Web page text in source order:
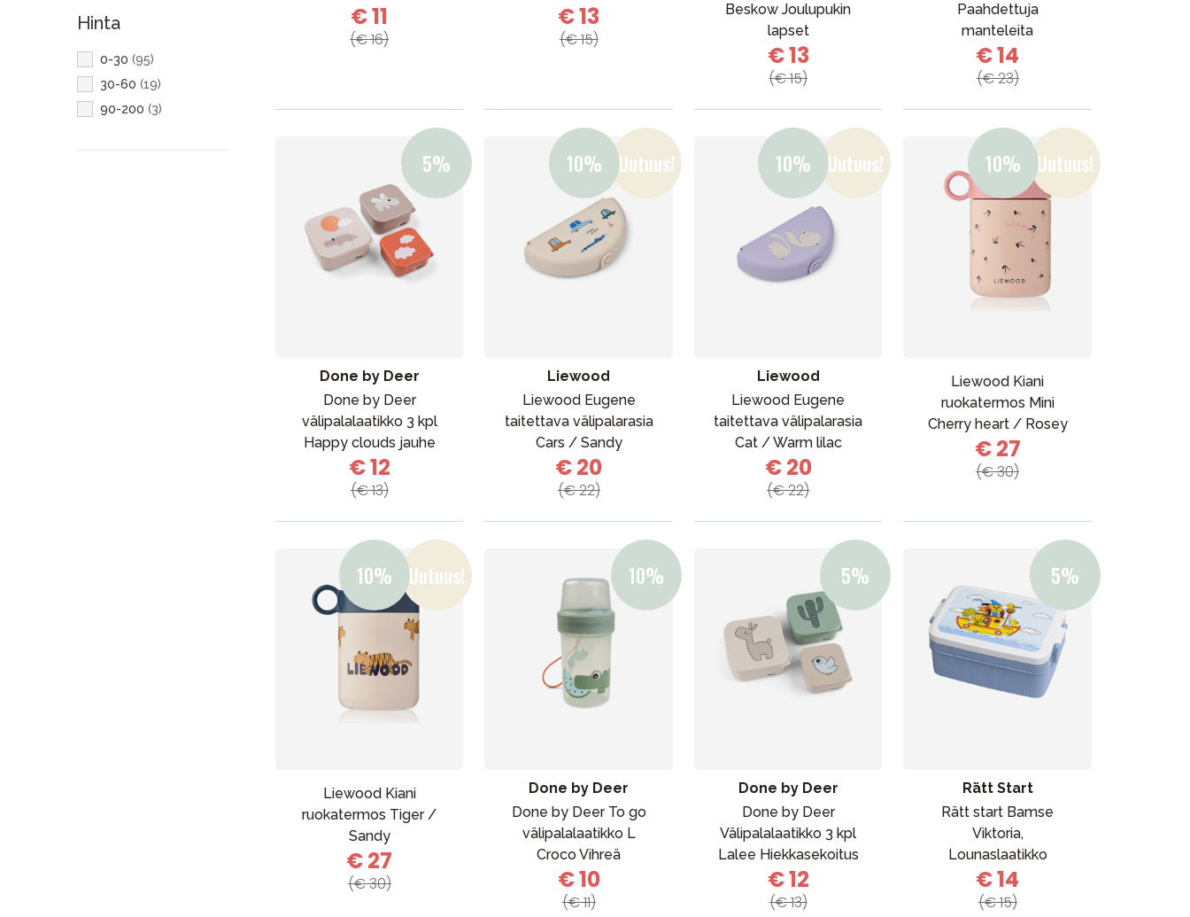
Harmaa
Hinta
0-30 (95)
30-60 (19)
90-200 (3)
€ 11
(€ 16)
€ 13
(€ 15)
Beskow Joulupukin
lapset
€ 13
(€ 15)
Paahdettuja
manteleita
€ 14
(€ 23)
Done by Deer
Done by Deer
välipalalaatikko 3 kpl
Happy clouds jauhe
€ 12
(€ 13)
Liewood
Liewood Eugene
taitettava välipalarasia
Cars / Sandy
€ 20
(€ 22)
Liewood
Liewood Eugene
taitettava välipalarasia
Cat / Warm lilac
€ 20
(€ 22)
Liewood Kiani
ruokatermos Mini
Cherry heart / Rosey
€ 27
(€ 30)
Liewood Kiani
ruokatermos Tiger /
Sandy
€ 27
(€ 30)
Done by Deer
Done by Deer To go
välipalalaatikko L
Croco Vihreä
€ 10
(€ 11)
Done by Deer
Done by Deer
Välipalalaatikko 3 kpl
Lalee Hiekkasekoitus
€ 12
(€ 13)
Rätt Start
Rätt start Bamse
Viktoria,
Lounaslaatikko
€ 14
(€ 15)
Lastenvaunut
Äiti & Isä
Huonekalut & vuodevaatteet
Tarvikkeet
Kampanjat